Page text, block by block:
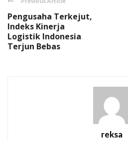
Pengusaha Terkejut,
Indeks Kinerja
Logistik Indonesia
Terjun Bebas
reksa